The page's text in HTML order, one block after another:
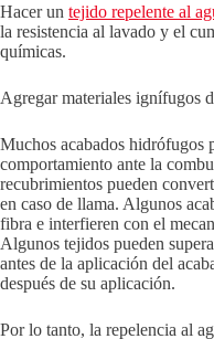
Hacer un tejido repelente al
la resistencia al lavado y el
químicas.
Agregar materiales ignífugos
Muchos acabados hidrófugos
comportamiento ante la
recubrimientos pueden
en caso de llama. Algunos
fibra e interfieren con el
Algunos tejidos pueden
antes de la aplicación del
después de su aplicación.
Por lo tanto, la repelencia al